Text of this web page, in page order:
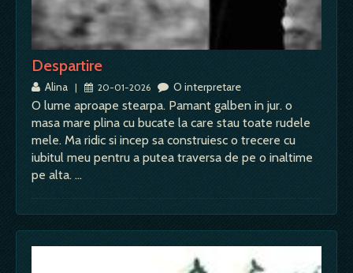
Despartire
Alina | 20-01-2026 O interpretare
O lume aproape stearpa. Pamant galben in jur. o
masa mare plina cu bucate la care stau toate rudele
mele. Ma ridic si incep sa construiesc o trecere cu
iubitul meu pentru a putea traversa de pe o inaltime
pe alta. …